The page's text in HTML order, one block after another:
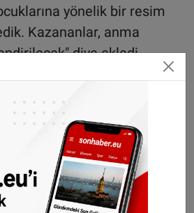
yönelik bir resim
Kazananlar, anma
diye ekledi.
ve tüm takipçilerini
şenliklerimizde dostane
büyük onur ve
ifadelerini kullandı.
Pazar